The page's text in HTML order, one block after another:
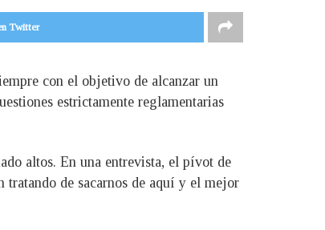
Twitter
con el objetivo de alcanzar un
estrictamente reglamentarias
altos. En una entrevista, el pívot de
tratando de sacarnos de aquí y el mejor